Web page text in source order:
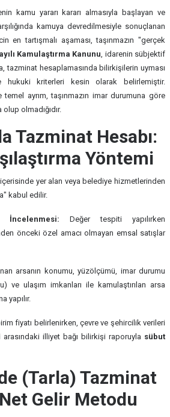
kamu yararı kararı almasıyla başlayan ve
kamuya devredilmesiyle sonuçlanan
en tartışmalı aşaması, taşınmazın "gerçek
Kamulaştırma Kanunu, idarenin sübjektif
tazminat hesaplamasında bilirkişilerin uyması
hukuki kriterleri kesin olarak belirlemiştir.
temel ayrım, taşınmazın imar durumuna göre
olmadığıdır.
Tazminat Hesabı:
Yöntemi
içerisinde yer alan veya belediye hizmetlerinden
kabul edilir.
İncelenmesi: Değer tespiti yapılırken
önceki özel amacı olmayan emsal satışlar
arsanın konumu, yüzölçümü, imar durumu
ve ulaşım imkanları ile kamulaştırılan arsa
yapılır.
fiyatı belirlenirken, çevre ve şehircilik verileri
illiyet bağı bilirkişi raporuyla sübut
(Tarla) Tazminat
Gelir Metodu